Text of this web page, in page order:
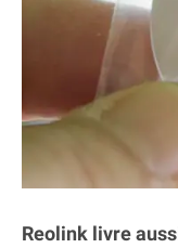
Reolink livre